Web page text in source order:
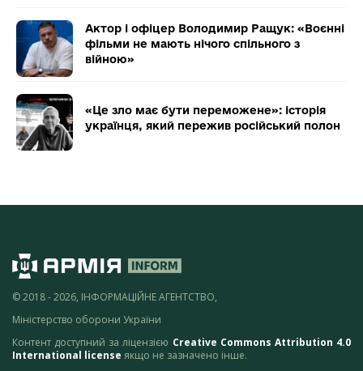
Актор і офіцер Володимир Ращук: «Воєнні
фільми не мають нічого спільного з
війною»
«Це зло має бути переможене»: історія
українця, який пережив російський полон
© 2018 - 2026, ІНФОРМАЦІЙНЕ АГЕНТСТВО,
Міністерство оборони України
Контент доступний за ліцензією Creative Commons Attribution 4.0
International license якщо не зазначено інше.